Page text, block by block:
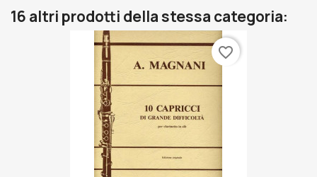
16 altri prodotti della stessa categoria:
favorite_border